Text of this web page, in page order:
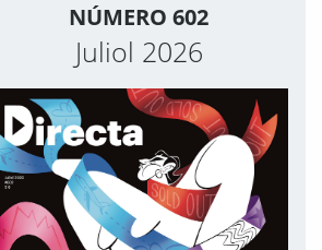
NÚMERO 602
Juliol 2026